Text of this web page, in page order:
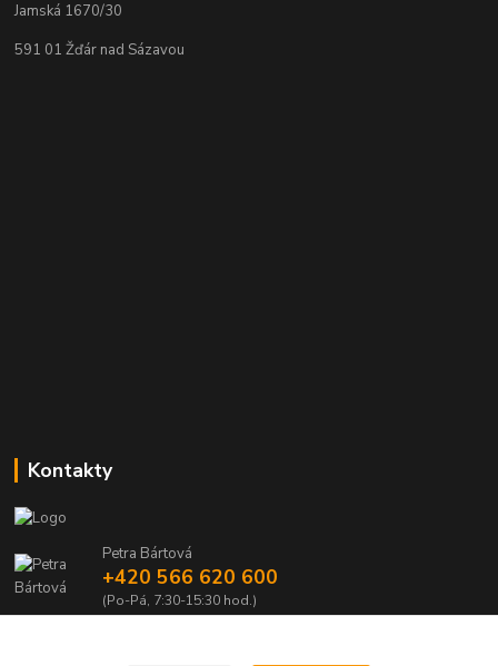
Jamská 1670/30
591 01 Žďár nad Sázavou
Kontakty
Petra Bártová
+420 566 620 600
(Po-Pá, 7:30-15:30 hod.)